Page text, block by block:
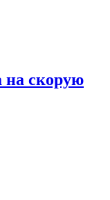
на скорую